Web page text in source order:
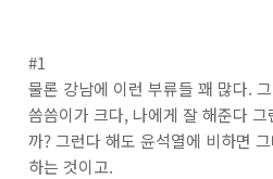
#1
물론 강남에 이런 부류들 꽤 많다.
씀씀이가 크다, 나에게 잘 해준다
까? 그런다 해도 윤석열에 비하면
하는 것이고.